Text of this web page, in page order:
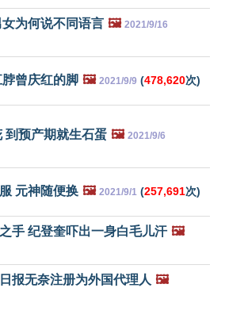
为何说不同语言 🖼️ 2021/9/16
曾庆红的脚 🖼️ 2021/9/9 (478,620次)
到预产期就生石蛋 🖼️ 2021/9/6
元神随便换 🖼️ 2021/9/1 (257,691次)
手 纪登奎吓出一身白毛儿汗 🖼️
报无奈注册为外国代理人 🖼️